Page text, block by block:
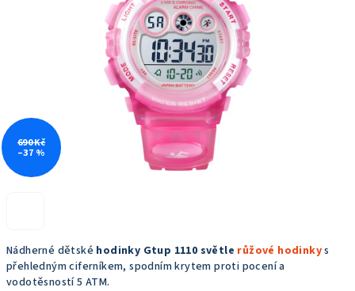
Nádherné dětské hodinky Gtup 1110 světle růžové hodinkys
přehledným ciferníkem, spodním krytem proti pocení a
vodotěsností 5 ATM.
hvězdiček.
690 Kč
–37 %